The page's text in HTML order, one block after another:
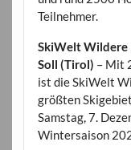
Teilnehmer.
SkiWelt Wildere
Soll (Tirol) – Mit
ist die SkiWelt
größten
Samstag, 7.
Wintersaison